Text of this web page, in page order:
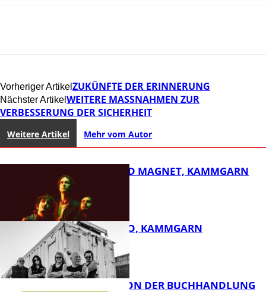
Vorheriger Artikel ZUKÜNFTE DER ERINNERUNG
Nächster Artikel WEITERE MASSNAHMEN ZUR V
ERBESSERUNG DER SICHERHEIT
Weitere Artikel Mehr vom Autor
FB Kultur
DIRTY SOUND MAGNET, KAMMGARN
ROSE TATTOO, KAMMGARN
LESETIPPS VON DER BUCHHANDLUNG